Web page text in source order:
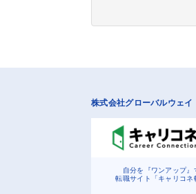
株式会社グローバルウェイ
自分を『ワンアップ』
転職サイト「キャリコネ